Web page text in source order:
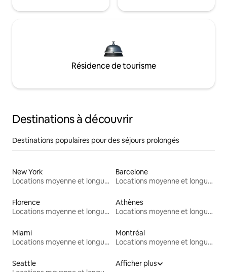
Résidence de tourisme
Destinations à découvrir
Destinations populaires pour des séjours prolongés
New York
Locations moyenne et longue durée
Barcelone
Locations moyenne et longue durée
Florence
Locations moyenne et longue durée
Athènes
Locations moyenne et longue durée
Miami
Locations moyenne et longue durée
Montréal
Locations moyenne et longue durée
Seattle
Afficher plus